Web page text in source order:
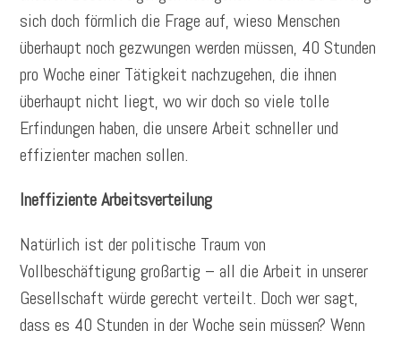
sich doch förmlich die Frage auf, wieso Menschen
überhaupt noch gezwungen werden müssen, 40 Stunden
pro Woche einer Tätigkeit nachzugehen, die ihnen
überhaupt nicht liegt, wo wir doch so viele tolle
Erfindungen haben, die unsere Arbeit schneller und
effizienter machen sollen.
Ineffiziente Arbeitsverteilung
Natürlich ist der politische Traum von
Vollbeschäftigung großartig – all die Arbeit in unserer
Gesellschaft würde gerecht verteilt. Doch wer sagt,
dass es 40 Stunden in der Woche sein müssen? Wenn